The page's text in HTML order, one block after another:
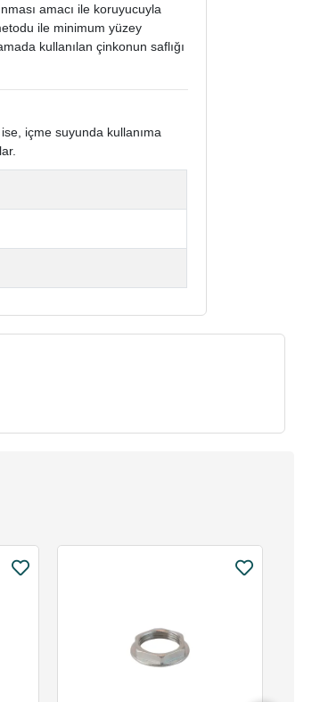
amacı ile koruyucuyla
ile minimum yüzey
kullanılan çinkonun saflığı
içme suyunda kullanıma